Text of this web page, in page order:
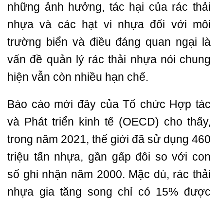
những ảnh hưởng, tác hại của rác thải
nhựa và các hạt vi nhựa đối với môi
trường biển và điều đáng quan ngại là
vấn đề quản lý rác thải nhựa nói chung
hiện vẫn còn nhiều hạn chế.
Báo cáo mới đây của Tổ chức Hợp tác
và Phát triển kinh tế (OECD) cho thấy,
trong năm 2021, thế giới đã sử dụng 460
triệu tấn nhựa, gần gấp đôi so với con
số ghi nhận năm 2000. Mặc dù, rác thải
nhựa gia tăng song chỉ có 15% được